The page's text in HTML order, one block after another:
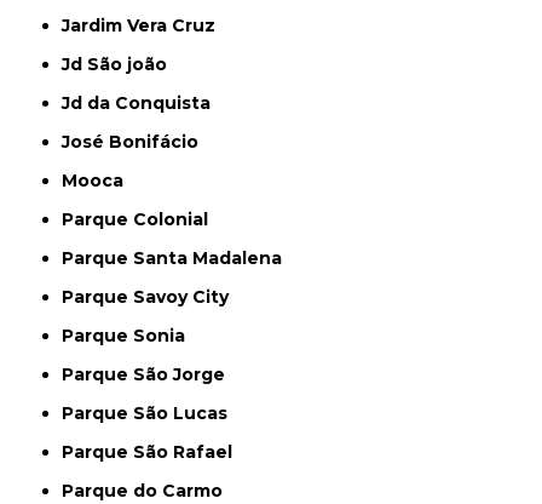
Jardim Vera Cruz
Jd São joão
Jd da Conquista
José Bonifácio
Mooca
Parque Colonial
Parque Santa Madalena
Parque Savoy City
Parque Sonia
Parque São Jorge
Parque São Lucas
Parque São Rafael
Parque do Carmo